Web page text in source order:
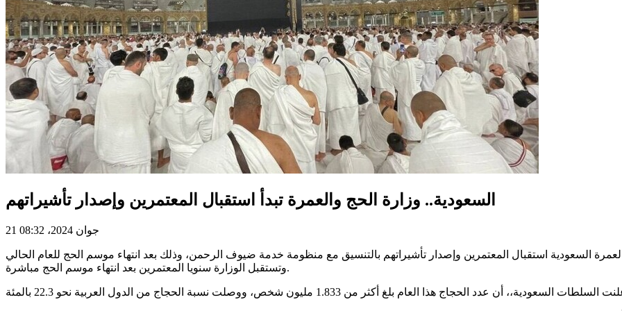
السعودية.. وزارة الحج والعمرة تبدأ استقبال المعتمرين وإصدار تأشيراتهم
21 جوان 2024، 08:32
وتستقبل الوزارة سنويا المعتمرين بعد انتهاء موسم الحج مباشرة.